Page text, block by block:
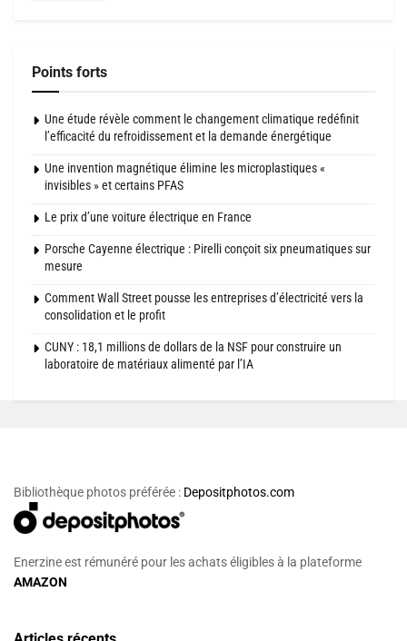
Points forts
Une étude révèle comment le changement climatique redéfinit
l’efficacité du refroidissement et la demande énergétique
Une invention magnétique élimine les microplastiques «
invisibles » et certains PFAS
Le prix d’une voiture électrique en France
Porsche Cayenne électrique : Pirelli conçoit six pneumatiques sur
mesure
Comment Wall Street pousse les entreprises d’électricité vers la
consolidation et le profit
CUNY : 18,1 millions de dollars de la NSF pour construire un
laboratoire de matériaux alimenté par l’IA
Bibliothèque photos préférée : Depositphotos.com
Enerzine est rémunéré pour les achats éligibles à la plateforme
AMAZON